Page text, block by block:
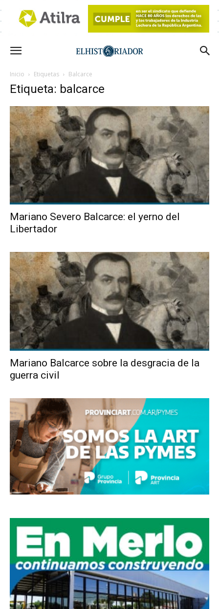
Inicio Etiquetas Balcarce
Etiqueta: balcarce
Mariano Severo Balcarce: el yerno del
Libertador
Mariano Balcarce sobre la desgracia de la
guerra civil